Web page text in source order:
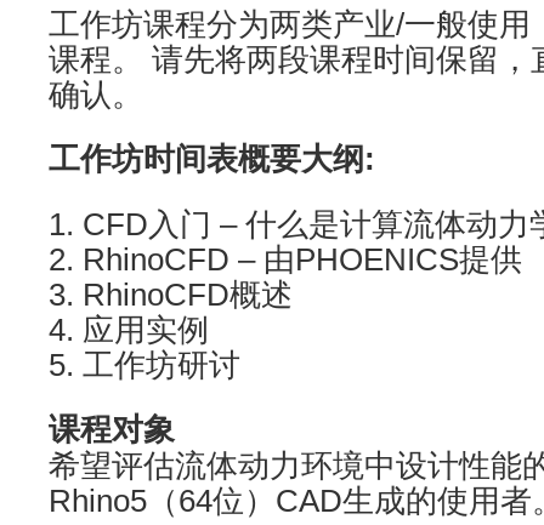
工作坊课程分为两类产业/一般使用
课程。 请先将两段课程时间保留，
确认。
工作坊时间表概要大纲:
1. CFD入门 – 什么是计算流体动力
2. RhinoCFD – 由PHOENICS提供
3. RhinoCFD概述
4. 应用实例
5. 工作坊研讨
课程对象
希望评估流体动力环境中设计性能
Rhino5（64位）CAD生成的使用者